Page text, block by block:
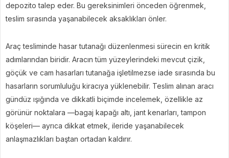
depozito talep eder. Bu gereksinimleri önceden öğrenmek,
teslim sırasında yaşanabilecek aksaklıkları önler.
Araç tesliminde hasar tutanağı düzenlenmesi sürecin en kritik
adımlarından biridir. Aracın tüm yüzeylerindeki mevcut çizik,
göçük ve cam hasarları tutanağa işletilmezse iade sırasında bu
hasarların sorumluluğu kiracıya yüklenebilir. Teslim alınan aracı
gündüz ışığında ve dikkatli biçimde incelemek, özellikle az
görünür noktalara —bagaj kapağı altı, jant kenarları, tampon
köşeleri— ayrıca dikkat etmek, ileride yaşanabilecek
anlaşmazlıkları baştan ortadan kaldırır.